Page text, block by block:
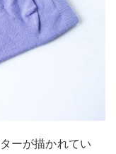
ーが描かれてい